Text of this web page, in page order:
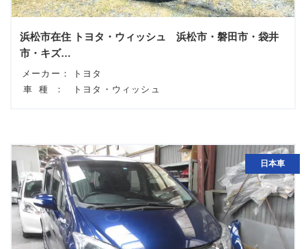
浜松市在住 トヨタ・ウィッシュ 浜松市・磐田市・袋井
市・キズ…
メーカー：
トヨタ
車種：
トヨタ・ウィッシュ
日本車